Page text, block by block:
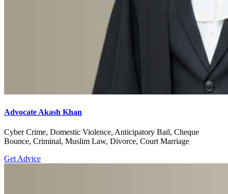
Advocate Akash Khan
Cyber Crime, Domestic Violence, Anticipatory Bail, Cheque
Bounce, Criminal, Muslim Law, Divorce, Court Marriage
Get Advice